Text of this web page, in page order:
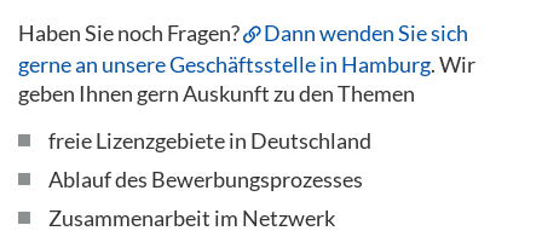
Haben Sie noch Fragen?
Dann wenden Sie sich
gerne an unsere Geschäftsstelle in Hamburg. Wir
geben Ihnen gern Auskunft zu den Themen
freie Lizenzgebiete in Deutschland
Ablauf des Bewerbungsprozesses
Zusammenarbeit im Netzwerk